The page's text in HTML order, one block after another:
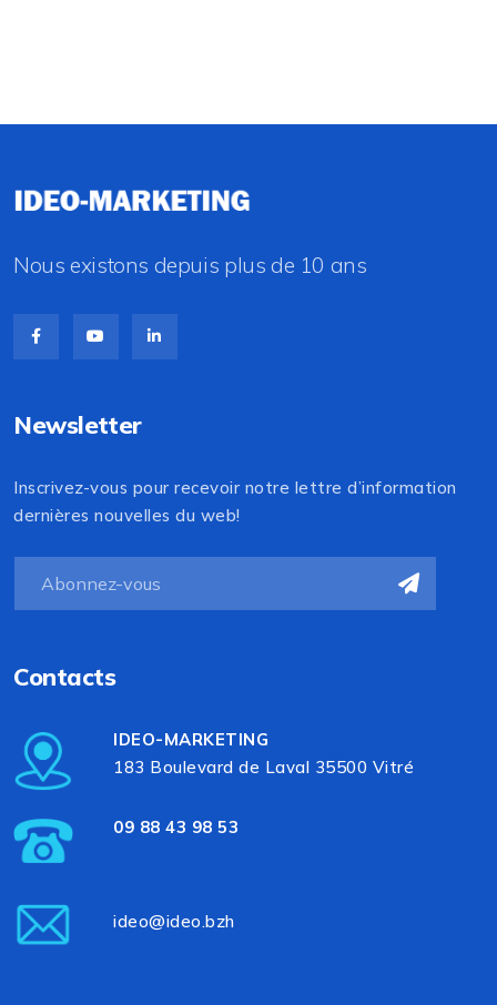
Nous existons depuis plus de 10 ans
Newsletter
Inscrivez-vous pour recevoir notre lettre d’information
dernières nouvelles du web!
Contacts
IDEO-MARKETING
183 Boulevard de Laval 35500 Vitré
09 88 43 98 53
ideo@ideo.bzh